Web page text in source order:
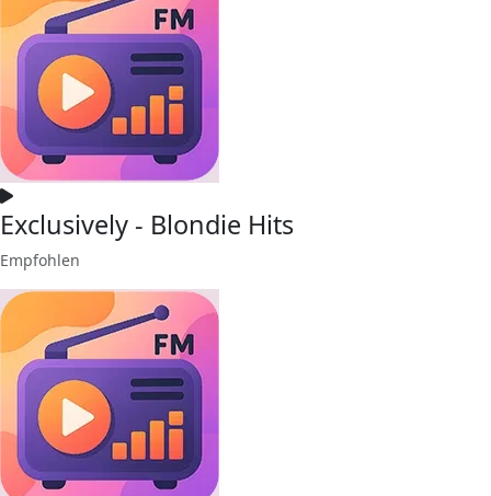
Exclusively - Blondie Hits
Empfohlen